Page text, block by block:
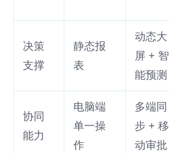
决策
支撑
静态报
表
动态大
屏 + 智
能预测
协同
能力
电脑端
单一操
作
多端同
步 + 移
动审批